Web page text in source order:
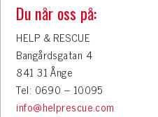
Du når oss på:
HELP & RESCUE
Bangårdsgatan 4
841 31 Ånge
Tel: 0690 – 10095
info@helprescue.com